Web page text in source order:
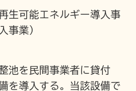
生可能エネルギー導入事
事業）
池を民間事業者に貸付
を導入する。当該設備で